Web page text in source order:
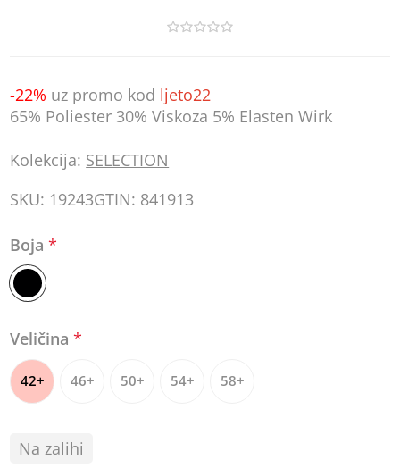
-22% uz promo kod ljeto22
65% Poliester 30% Viskoza 5% Elasten Wirk
Kolekcija: SELECTION
SKU: 19243GTIN: 841913
Boja*
Veličina*
42+ 46+ 50+ 54+ 58+
Na zalihi